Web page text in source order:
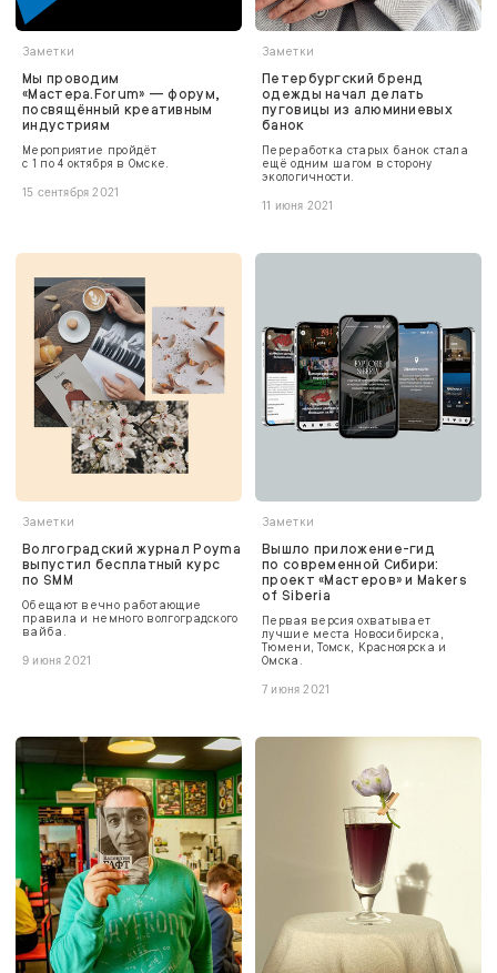
Заметки
Мы проводим
«Мастера.Forum» — форум,
посвящённый креативным
индустриям
Мероприятие пройдёт
с 1 по 4 октября в Омске.
15 сентября 2021
Заметки
Петербургский бренд
одежды начал делать
пуговицы из алюминиевых
банок
Переработка старых банок стала
ещё одним шагом в сторону
экологичности.
11 июня 2021
Заметки
Волгоградский журнал Poyma
выпустил бесплатный курс
по SMM
Обещают вечно работающие
правила и немного волгоградского
вайба.
9 июня 2021
Заметки
Вышло приложение-гид
по современной Сибири:
проект «Мастеров» и Makers
of Siberia
Первая версия охватывает
лучшие места Новосибирска,
Тюмени, Томск, Красноярска и
Омска.
7 июня 2021